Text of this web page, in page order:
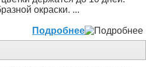
окраски. ...
Подробнее